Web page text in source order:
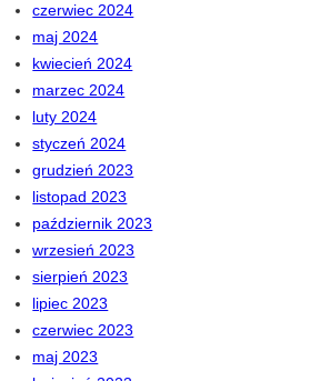
czerwiec 2024
maj 2024
kwiecień 2024
marzec 2024
luty 2024
styczeń 2024
grudzień 2023
listopad 2023
październik 2023
wrzesień 2023
sierpień 2023
lipiec 2023
czerwiec 2023
maj 2023